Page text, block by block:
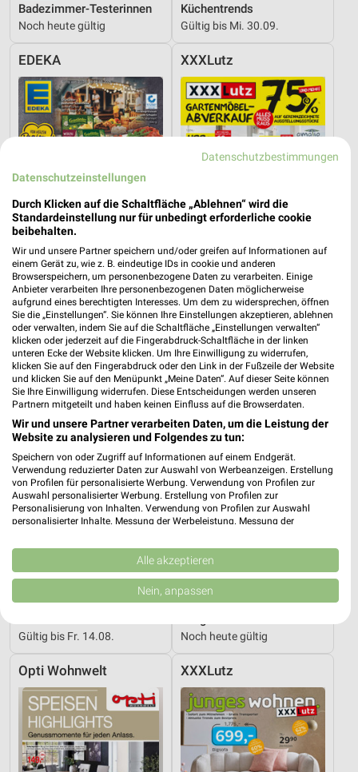
Badezimmer-Testerinnen
Noch heute gültig
Küchentrends
Gültig bis Mi. 30.09.
EDEKA
6,3 km
Angebote ab 03.08.
Noch morgen gültig
XXXLutz
24,5 km
Gartenmöbel-Abverkauf
Gültig bis Fr. 28.08.
XXXLutz
24,5 km
Gültig bis Fr. 14.08.
XXXLutz
24,5 km
Noch heute gültig
Opti Wohnwelt XXXLutz
Datenschutzbestimmungen
Datenschutzeinstellungen
Durch Klicken auf die Schaltfläche „Ablehnen“ wird die
Standardeinstellung nur für unbedingt erforderliche cookie
beibehalten.
Wir und unsere Partner speichern und/oder greifen auf Informationen auf
einem Gerät zu, wie z. B. eindeutige IDs in cookie und anderen
Browserspeichern, um personenbezogene Daten zu verarbeiten. Einige
Anbieter verarbeiten Ihre personenbezogenen Daten möglicherweise
aufgrund eines berechtigten Interesses. Um dem zu widersprechen, öffnen
Sie die „Einstellungen“. Sie können Ihre Einstellungen akzeptieren, ablehnen
oder verwalten, indem Sie auf die Schaltfläche „Einstellungen verwalten“
klicken oder jederzeit auf die Fingerabdruck-Schaltfläche in der linken
unteren Ecke der Website klicken. Um Ihre Einwilligung zu widerrufen,
klicken Sie auf den Fingerabdruck oder den Link in der Fußzeile der Website
und klicken Sie auf den Menüpunkt „Meine Daten“. Auf dieser Seite können
Sie Ihre Einwilligung widerrufen. Diese Entscheidungen werden unseren
Partnern mitgeteilt und haben keinen Einfluss auf die Browserdaten.
Wir und unsere Partner verarbeiten Daten, um die Leistung der
Website zu analysieren und Folgendes zu tun:
Speichern von oder Zugriff auf Informationen auf einem Endgerät.
Verwendung reduzierter Daten zur Auswahl von Werbeanzeigen. Erstellung
von Profilen für personalisierte Werbung. Verwendung von Profilen zur
Auswahl personalisierter Werbung. Erstellung von Profilen zur
Personalisierung von Inhalten. Verwendung von Profilen zur Auswahl
personalisierter Inhalte. Messung der Werbeleistung. Messung der
Kombinationen von Daten aus verschiedenen Quellen. Entwicklung und
Verbesserung der Angebote. Verwendung reduzierter Daten zur Auswahl
von Inhalten.
Daten können außerhalb der Europäischen Union weitergegeben und in die
USA gesendet werden.
Website/App.
Wir nutzen Ihre Daten für folgende Zwecke:
IAB-Verarbeitungszwecke:
Speichern von oder Zugriff auf Informationen
auf einem Endgerät
Verwendung reduzierter Daten zur Auswahl von
Alle akzeptieren
Nein, anpassen